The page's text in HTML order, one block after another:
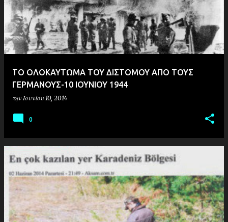
TO ΟΛΟΚΑΥΤΩΜΑ ΤΟΥ ΔΙΣΤΟΜΟΥ ΑΠΟ ΤΟΥΣ
ΓΕΡΜΑΝΟΥΣ-10 ΙΟΥΝΙΟΥ 1944
την Ιουνίου 10, 2014
0